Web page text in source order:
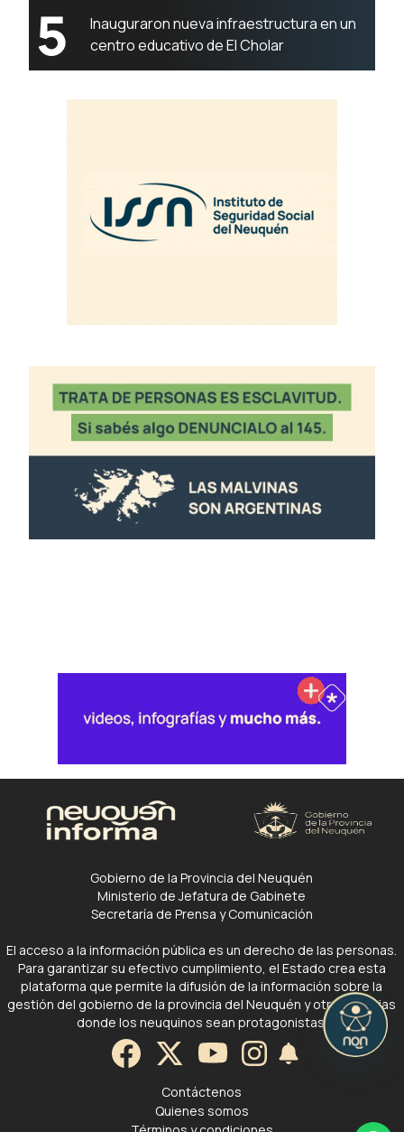
5
Inauguraron nueva infraestructura en un
centro educativo de El Cholar
Gobierno de la Provincia del Neuquén
Ministerio de Jefatura de Gabinete
Secretaría de Prensa y Comunicación
El acceso a la información pública es un derecho de las personas.
Para garantizar su efectivo cumplimiento, el Estado crea esta
plataforma que permite la difusión de la información sobre la
gestión del gobierno de la provincia del Neuquén y otras noticias
donde los neuquinos sean protagonistas.
Contáctenos
Quienes somos